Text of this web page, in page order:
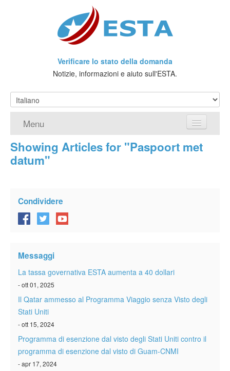
Verificare lo stato della domanda
Notizie, informazioni e aiuto sull'ESTA.
Menu
Home
Viaggio senza Visto
ESTA info
Contatto
Showing Articles for "Paspoort met
datum"
Condividere
Messaggi
La tassa governativa ESTA aumenta a 40 dollari
- ott 01, 2025
Il Qatar ammesso al Programma Viaggio senza Visto degli
Stati Uniti
- ott 15, 2024
Programma di esenzione dal visto degli Stati Uniti contro il
programma di esenzione dal visto di Guam-CNMI
- apr 17, 2024